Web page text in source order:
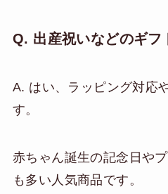
Q. 出産祝いなどのギフ
A. はい、ラッピング対応
す。
赤ちゃん誕生の記念日や
も多い人気商品です。